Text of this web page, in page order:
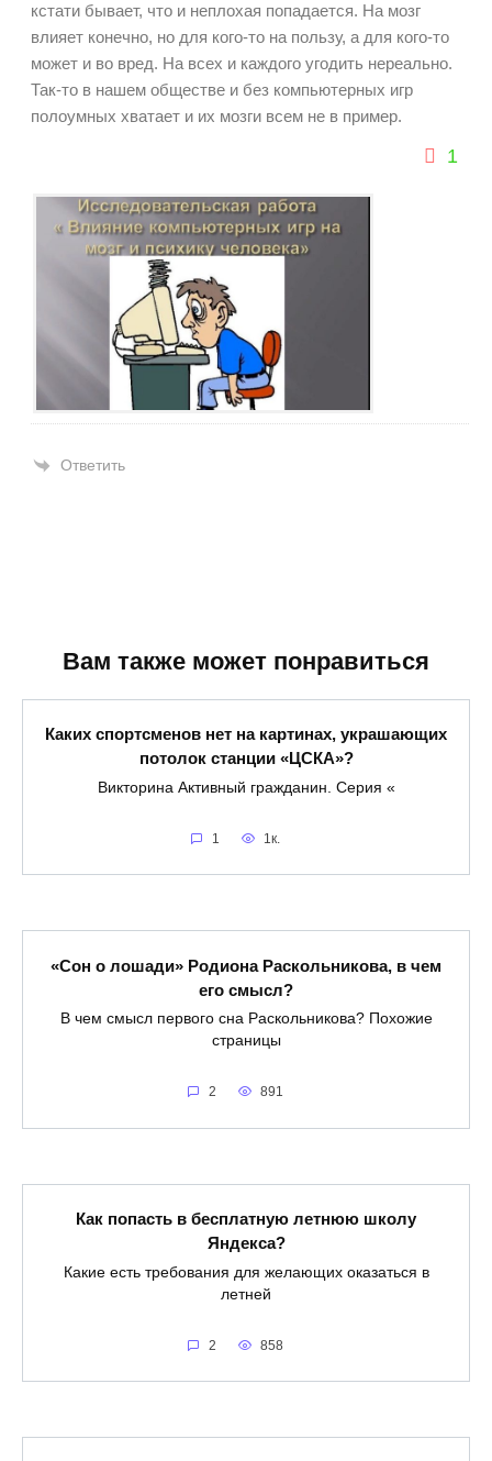
кстати бывает, что и неплохая попадается. На мозг
влияет конечно, но для кого-то на пользу, а для кого-то
может и во вред. На всех и каждого угодить нереально.
Так-то в нашем обществе и без компьютерных игр
полоумных хватает и их мозги всем не в пример.
1
Ответить
Вам также может понравиться
Каких спортсменов нет на картинах, украшающих
потолок станции «ЦСКА»?
Викторина Активный гражданин. Серия «
1 1к.
«Сон о лошади» Родиона Раскольникова, в чем
его смысл?
В чем смысл первого сна Раскольникова? Похожие
страницы
2 891
Как попасть в бесплатную летнюю школу
Яндекса?
Какие есть требования для желающих оказаться в
летней
2 858